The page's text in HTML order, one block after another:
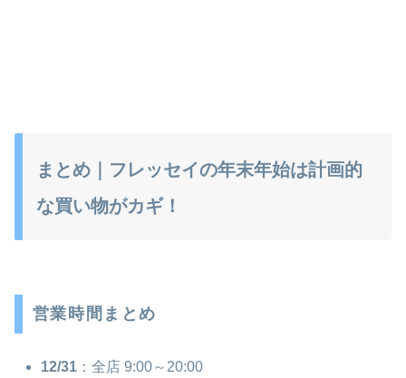
まとめ｜フレッセイの年末年始は計画的
な買い物がカギ！
営業時間まとめ
12/31 ：全店 9:00～20:00